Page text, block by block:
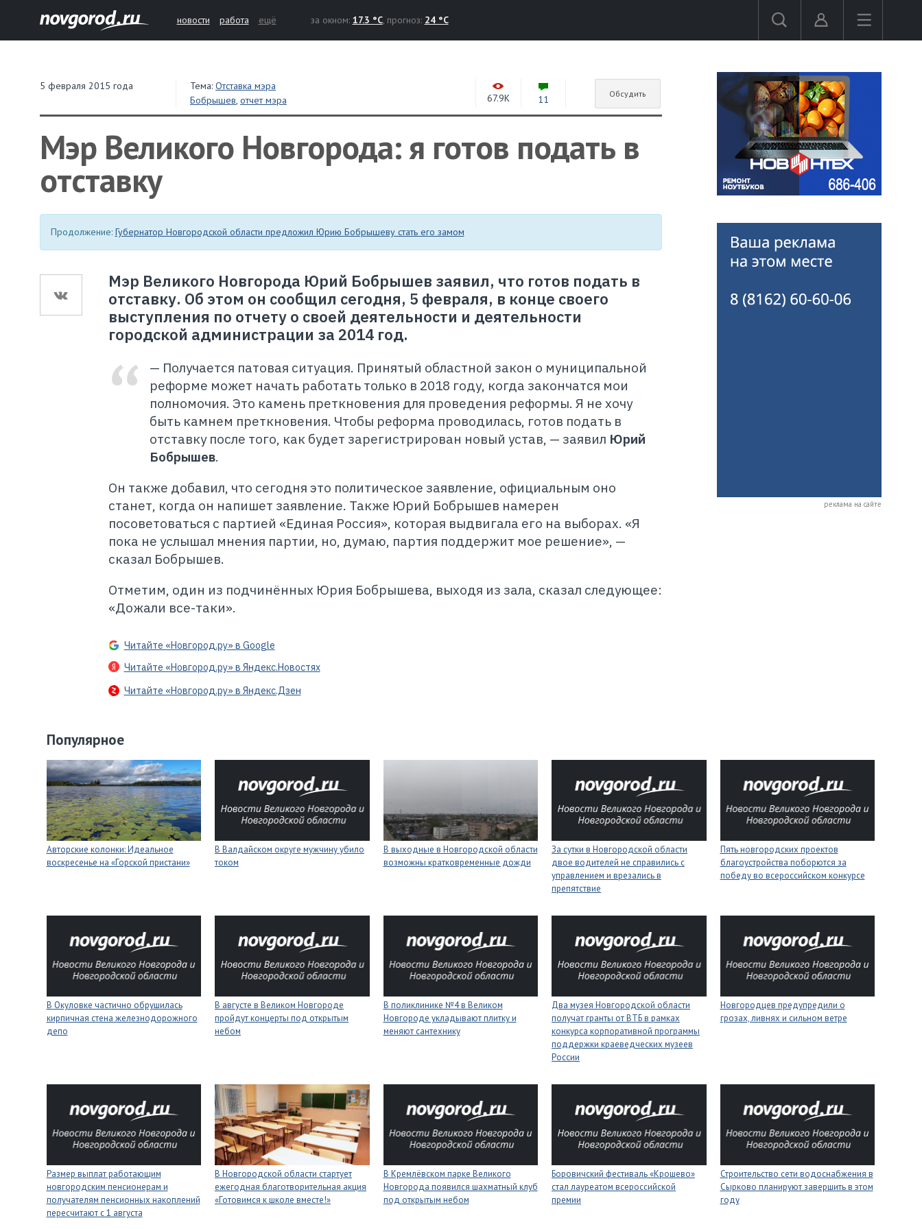
новости работа ещё за окном: 17.3 °C, прогноз: 24 °C
5 февраля 2015 года Тема:Отставка мэра
Бобрышев,отчет мэра 67.9K 11 Обсудить
Мэр Великого Новгорода: я готов подать в
отставку
Продолжение: Губернатор Новгородской области предложил Юрию Бобрышеву стать его замом
Мэр Великого Новгорода Юрий Бобрышев заявил, что готов подать в
отставку. Об этом он сообщил сегодня, 5 февраля, в конце своего
выступления по отчету о своей деятельности и деятельности
городской администрации за 2014 год.
— Получается патовая ситуация. Принятый областной закон о муниципальной
реформе может начать работать только в 2018 году, когда закончатся мои
полномочия. Это камень преткновения для проведения реформы. Я не хочу
быть камнем преткновения. Чтобы реформа проводилась, готов подать в
отставку после того, как будет зарегистрирован новый устав, — заявил Юрий
Бобрышев.
Он также добавил, что сегодня это политическое заявление, официальным оно
станет, когда он напишет заявление. Также Юрий Бобрышев намерен
посоветоваться с партией «Единая Россия», которая выдвигала его на выборах. «Я
пока не услышал мнения партии, но, думаю, партия поддержит мое решение», —
сказал Бобрышев.
Отметим, один из подчинённых Юрия Бобрышева, выходя из зала, сказал следующее:
«Дожали все-таки».
Читайте «Новгород.ру» в Google
Читайте «Новгород.ру» в Яндекс.Новостях
Читайте «Новгород.ру» в Яндекс.Дзен
реклама на сайте
Популярное
Авторские колонки: Идеальное
воскресенье на «Горской пристани»
В Валдайском округе мужчину убило
током
В выходные в Новгородской области
возможны кратковременные дожди
За сутки в Новгородской области
двое водителей не справились с
управлением и врезались в
препятствие
Пять новгородских проектов
благоустройства поборются за
победу во всероссийском конкурсе
В Окуловке частично обрушилась
кирпичная стена железнодорожного
депо
В августе в Великом Новгороде
пройдут концерты под открытым
небом
В поликлинике №4 в Великом
Новгороде укладывают плитку и
меняют сантехнику
Два музея Новгородской области
получат гранты от ВТБ в рамках
конкурса корпоративной программы
поддержки краеведческих музеев
России
Новгородцев предупредили о
грозах, ливнях и сильном ветре
Размер выплат работающим
новгородским пенсионерам и
получателям пенсионных накоплений
пересчитают с 1 августа
В Новгородской области стартует
ежегодная благотворительная акция
«Готовимся к школе вместе!»
В Кремлёвском парке Великого
Новгорода появился шахматный клуб
под открытым небом
Боровичский фестиваль «Крошево»
стал лауреатом всероссийской
премии
Строительство сети водоснабжения в
Сырково планируют завершить в этом
году